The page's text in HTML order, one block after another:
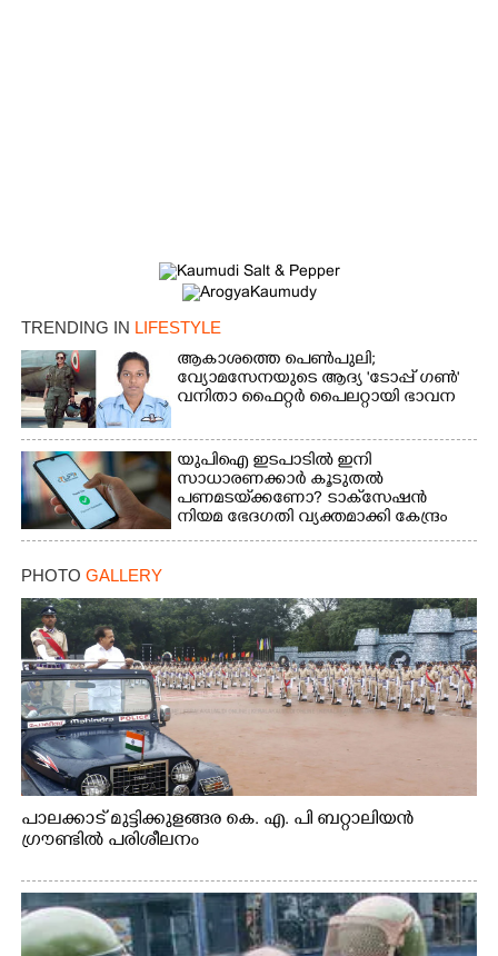
TRENDING IN LIFESTYLE
ആകാശത്തെ പെൺപുലി;
വ്യോമസേനയുടെ ആദ്യ 'ടോപ്പ് ഗൺ'
വനിതാ ഫൈറ്റർ പൈലറ്റായി ഭാവന
യുപിഐ ഇടപാടിൽ ഇനി
സാധാരണക്കാർ കൂടുതൽ
പണമടയ്‌ക്കണോ?​ ടാക്‌സേഷൻ
നിയമ ഭേദഗതി വ്യക്തമാക്കി കേന്ദ്രം
PHOTO GALLERY
പാലക്കാട് മുട്ടിക്കുളങ്ങര കെ. എ. പി ബറ്റാലിയൻ
ഗ്രൗണ്ടിൽ പരിശീലനം